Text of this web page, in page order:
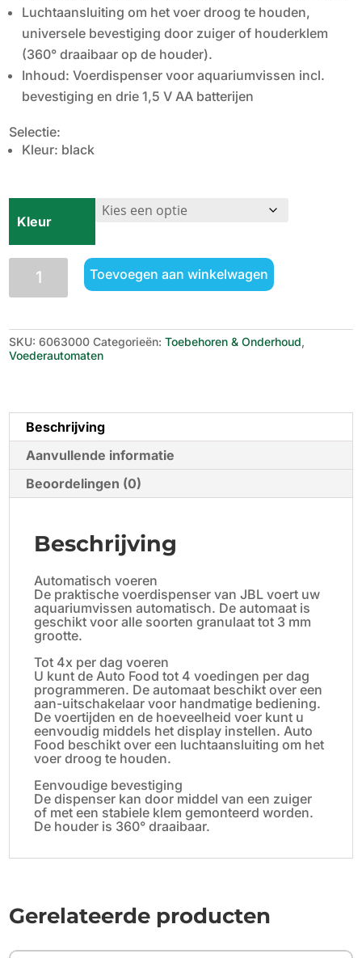
Luchtaansluiting om het voer droog te houden,
universele bevestiging door zuiger of houderklem
(360° draaibaar op de houder).
Inhoud: Voerdispenser voor aquariumvissen incl.
bevestiging en drie 1,5 V AA batterijen
Selectie:
Kleur: black
Kleur
JBL
Pronovo
Toevoegen aan winkelwagen
SKU:6063000 Categorieën:Toebehoren & Onderhoud,
Voederautomaten
Beschrijving
Aanvullende informatie
Beoordelingen (0)
Beschrijving
Automatisch voeren
De praktische voerdispenser van JBL voert uw
aquariumvissen automatisch. De automaat is
geschikt voor alle soorten granulaat tot 3 mm
grootte.
Tot 4x per dag voeren
U kunt de Auto Food tot 4 voedingen per dag
programmeren. De automaat beschikt over een
aan-uitschakelaar voor handmatige bediening.
De voertijden en de hoeveelheid voer kunt u
eenvoudig middels het display instellen. Auto
Food beschikt over een luchtaansluiting om het
voer droog te houden.
Eenvoudige bevestiging
De dispenser kan door middel van een zuiger
of met een stabiele klem gemonteerd worden.
De houder is 360° draaibaar.
Gerelateerde producten